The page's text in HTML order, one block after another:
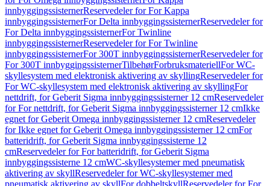
innbyggingssisternerReservedeler for For Kappa
innbyggingssisternerFor Delta innbyggingssisternerReservedeler for
For Delta innbyggingssisternerFor Twinline
innbyggingssisternerReservedeler for For Twinline
innbyggingssisternerFor 300T innbyggingssisternerReservedeler for
For 300T innbyggingssisternerTilbehørForbruksmateriellFor WC-
skyllesystem med elektronisk aktivering av skyllingReservedeler for
For WC-skyllesystem med elektronisk aktivering av skyllingFor
nettdrift, for Geberit Sigma innbyggingssisterner 12 cmReservedeler
for For nettdrift, for Geberit Sigma innbyggingssisterner 12 cmIkke
egnet for Geberit Omega innbyggingssisterner 12 cmReservedeler
for Ikke egnet for Geberit Omega innbyggingssisterner 12 cmFor
batteridrift, for Geberit Sigma innbyggingssisterne 12
cmReservedeler for For batteridrift, for Geberit Sigma
innbyggingssisterne 12 cmWC-skyllesystemer med pneumatisk
aktivering av skyllReservedeler for WC-skyllesystemer med
pneumatisk aktivering av skyllFor dobbeltskyllReservedeler for For